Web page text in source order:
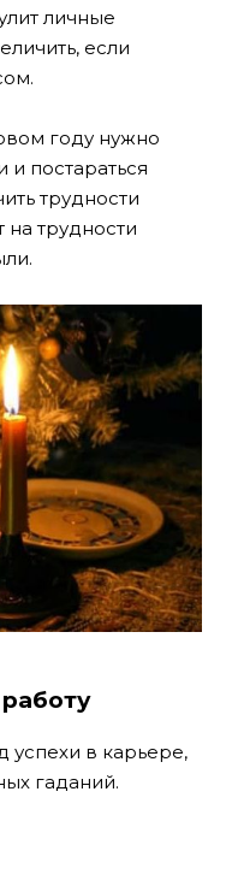
личные
если
году нужно
постараться
трудности
трудности
успехи в карьере,
гаданий.